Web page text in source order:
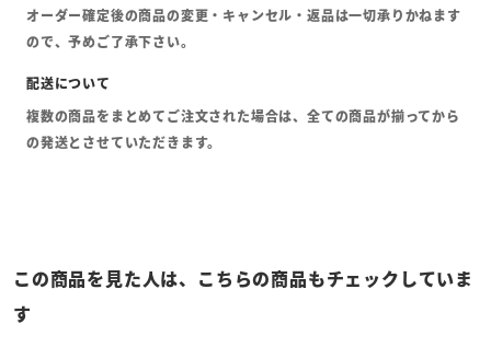
オーダー確定後の商品の変更・キャンセル・返品は一切承りかねます
ので、予めご了承下さい。
複数の商品をまとめてご注文された場合は、全ての商品が揃ってから
の発送とさせていただきます。
この商品を見た人は、こちらの商品もチェックしていま
す